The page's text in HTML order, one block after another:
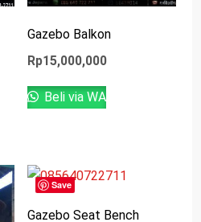
Gazebo Balkon
Rp15,000,000
Beli via WA
Save
Gazebo Seat Bench